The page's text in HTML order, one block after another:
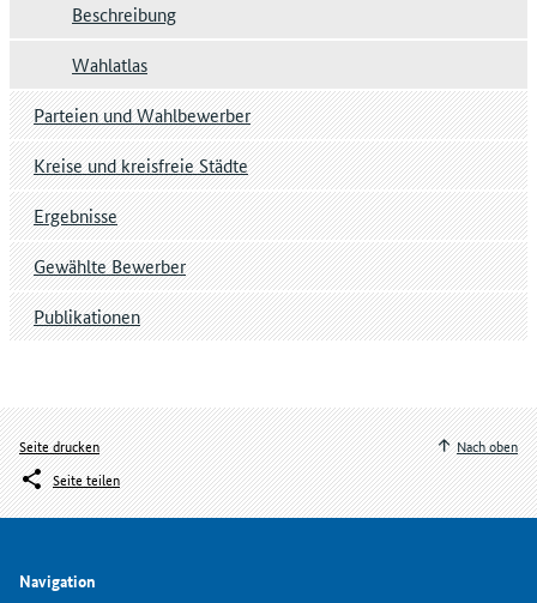
Beschreibung
Wahlatlas
Parteien und Wahlbewerber
Kreise und kreisfreie Städte
Ergebnisse
Gewählte Bewerber
Publikationen
Seite drucken
Seite teilen
Nach oben
Navigation